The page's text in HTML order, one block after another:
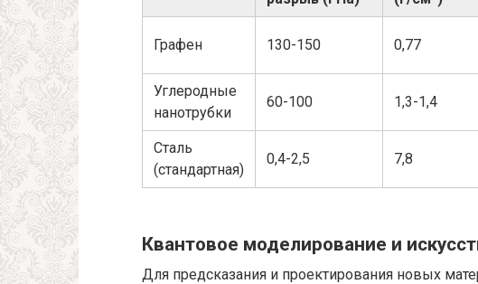
Графен 130-150 0,77
Углеродные
нанотрубки
60-100 1,3-1,4
Сталь
(стандартная)
0,4-2,5 7,8
Квантовое моделирование и
Для предсказания и проектирования новых